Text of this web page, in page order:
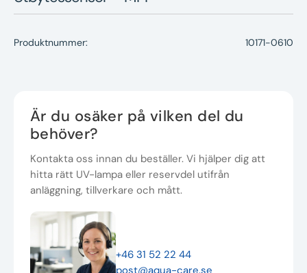
Produktnummer: 10171-0610
Är du osäker på vilken del du
behöver?
Kontakta oss innan du beställer. Vi hjälper dig att
hitta rätt UV-lampa eller reservdel utifrån
anläggning, tillverkare och mått.
+46 31 52 22 44